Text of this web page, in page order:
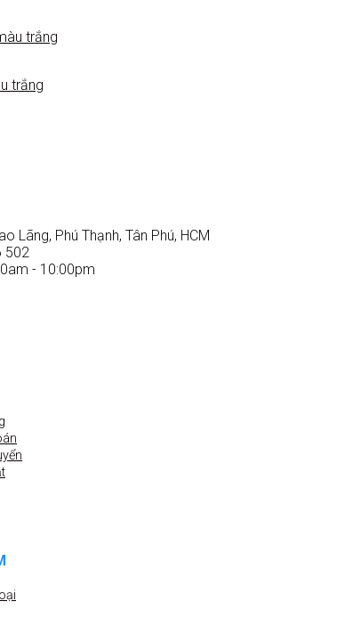
trắng
Lãng, Phú Thạnh, Tân Phú, HCM
502
- 10:00pm